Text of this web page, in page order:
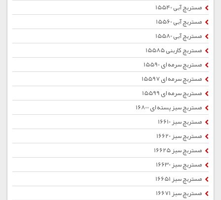
مستربچ آبی 15540
مستربچ آبی 15560
مستربچ آبی 15580
مستربچ کاربنی 15585
مستربچ سرمه ای 15590
مستربچ سرمه ای 15597
مستربچ سرمه ای 15599
مستربچ سبز پسته ای 16800
مستربچ سبز 16610
مستربچ سبز 16620
مستربچ سبز 16625
مستربچ سبز 16630
مستربچ سبز 16651
مستربچ سبز 16671